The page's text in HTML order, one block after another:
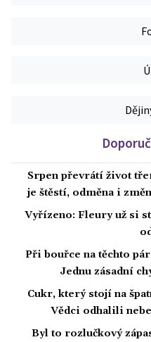
Srpen převrátí život
je štěstí, odměna i
Vyřízeno: Fleury už si
Při bouřce na těchto
Jednu zásadní
Cukr, který stojí na
Vědci odhalili
Byl to rozlučkový